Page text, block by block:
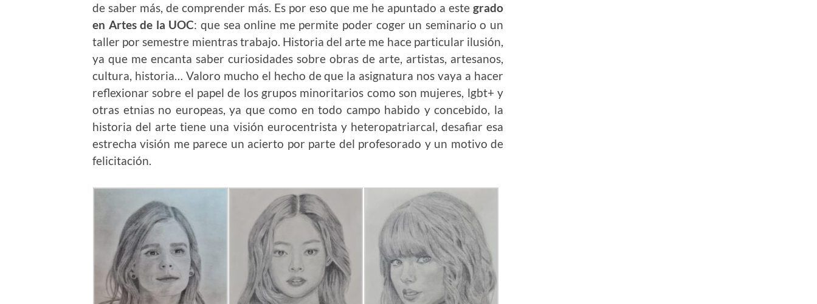
de saber más, de comprender más. Es por eso que me he apuntado a este grado
en Artes de la UOC: que sea online me permite poder coger un seminario o un
taller por semestre mientras trabajo. Historia del arte me hace particular ilusión,
ya que me encanta saber curiosidades sobre obras de arte, artistas, artesanos,
cultura, historia… Valoro mucho el hecho de que la asignatura nos vaya a hacer
reflexionar sobre el papel de los grupos minoritarios como son mujeres, lgbt+ y
otras etnias no europeas, ya que como en todo campo habido y concebido, la
historia del arte tiene una visión eurocentrista y heteropatriarcal, desafiar esa
estrecha visión me parece un acierto por parte del profesorado y un motivo de
felicitación.